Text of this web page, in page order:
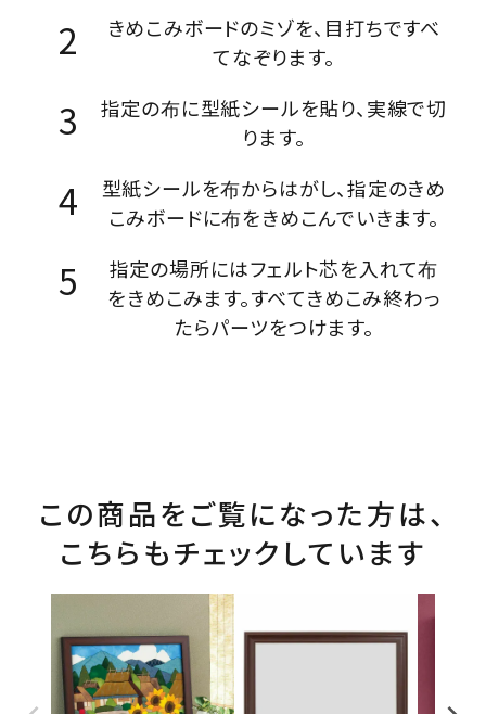
きめこみボードのミゾを、目打ちですべ
てなぞります。
指定の布に型紙シールを貼り、実線で切
ります。
型紙シールを布からはがし、指定のきめ
こみボードに布をきめこんでいきます。
指定の場所にはフェルト芯を入れて布
をきめこみます。すべてきめこみ終わっ
たらパーツをつけます。
この商品をご覧になった方は、
こちらもチェックしています